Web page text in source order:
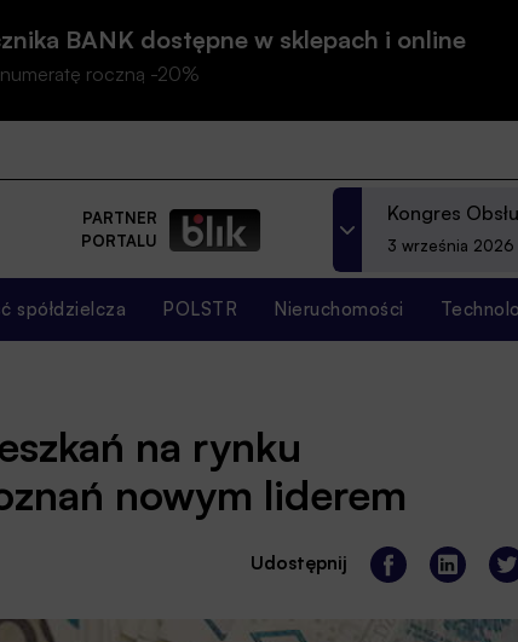
BANK dostępne w sklepach i online
roczną -20%
PARTNER
PORTALU
Kongres
3 września 2026
spółdzielcza POLSTR Nieruchomości
na rynku
nowym liderem
Udostępnij